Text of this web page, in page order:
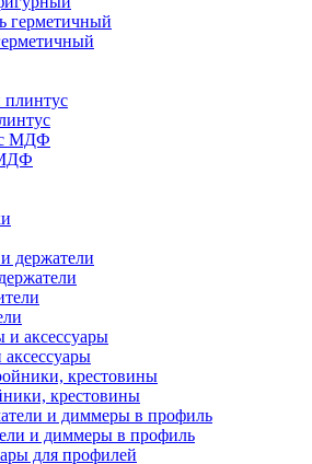
крестовины
и диммеры в профиль